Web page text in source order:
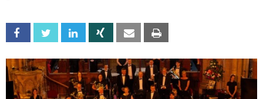
Facebook Twitter Linkedin Xing Email